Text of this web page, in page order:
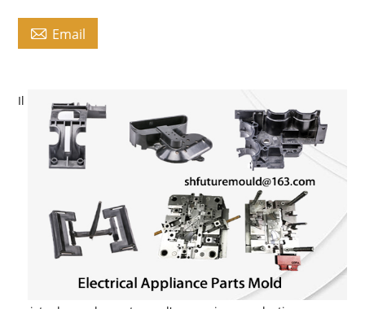
 Email
Il